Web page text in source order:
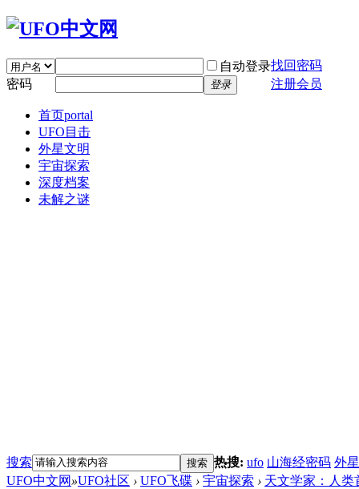
自动登录找回密码
密码
登录 注册会员
首页portal
UFO目击
外星文明
宇宙探索
深度档案
未解之谜
搜索 搜索 热搜: ufo 山海经密码 外
UFO中文网 »UFO社区 › UFO飞碟 › 宇宙探索 › 天文学家：人类